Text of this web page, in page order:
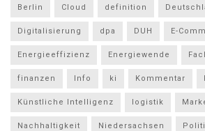
Berlin Cloud definition
Digitalisierung dpa DUH E-
Energieeffizienz Energiewende
finanzen Info ki Kommentar
Künstliche Intelligenz logistik
Nachhaltigkeit Niedersachsen